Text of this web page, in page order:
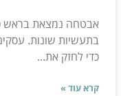
אבטחה נמצאת בראש
בתעשיות שונות.
כדי לחזק את...
קרא עוד »